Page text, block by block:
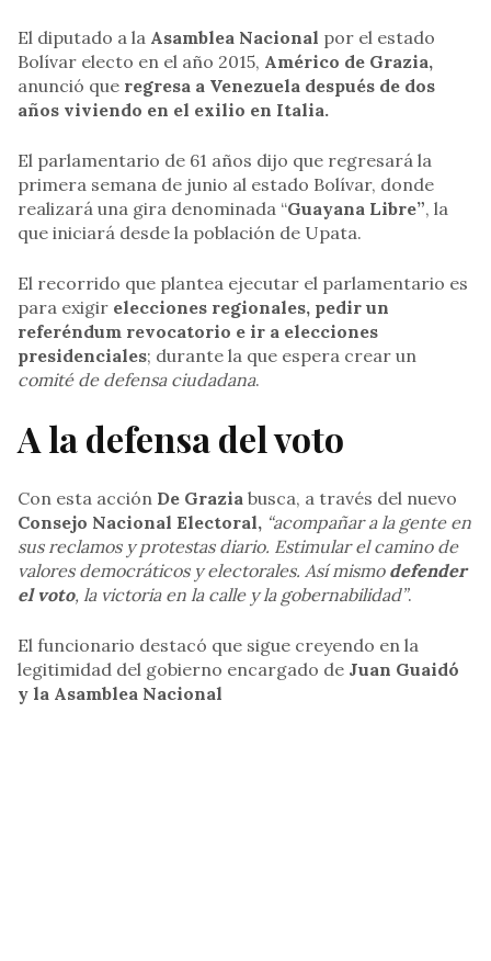
El diputado a la Asamblea Nacional por el estado
Bolívar electo en el año 2015, Américo de Grazia,
anunció que regresa a Venezuela después de dos
años viviendo en el exilio en Italia.
El parlamentario de 61 años dijo que regresará la
primera semana de junio al estado Bolívar, donde
realizará una gira denominada “Guayana Libre”, la
que iniciará desde la población de Upata.
El recorrido que plantea ejecutar el parlamentario es
para exigir elecciones regionales, pedir un
referéndum revocatorio e ir a elecciones
presidenciales; durante la que espera crear un
comité de defensa ciudadana.
A la defensa del voto
Con esta acción De Grazia busca, a través del nuevo
Consejo Nacional Electoral, “acompañar a la gente en
sus reclamos y protestas diario. Estimular el camino de
valores democráticos y electorales. Así mismo defender
el voto, la victoria en la calle y la gobernabilidad”.
El funcionario destacó que sigue creyendo en la
legitimidad del gobierno encargado de Juan Guaidó
y la Asamblea Nacional